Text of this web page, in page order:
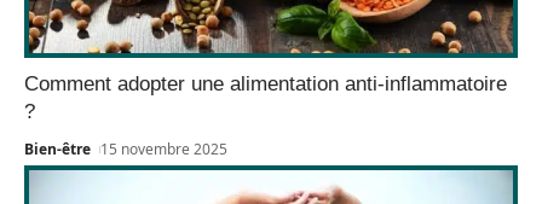
Comment adopter une alimentation anti-inflammatoire
?
Bien-être 15 novembre 2025